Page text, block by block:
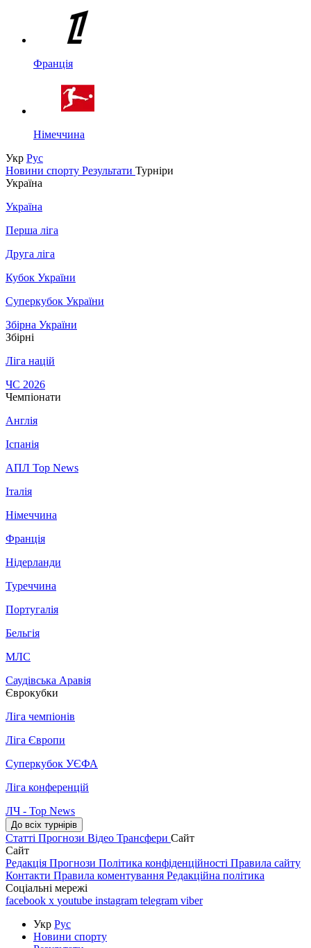
Франція
Німеччина
Укр Рус
Новини спорту Результати Турніри
Україна
Україна
Перша ліга
Друга ліга
Кубок України
Суперкубок України
Збірна України
Збірні
Ліга націй
ЧС 2026
Чемпіонати
Англія
Іспанія
АПЛ Top News
Італія
Німеччина
Франція
Нідерланди
Туреччина
Португалія
Бельгія
МЛС
Саудівська Аравія
Єврокубки
Ліга чемпіонів
Ліга Європи
Суперкубок УЄФА
Ліга конференцій
ЛЧ - Top News
До всіх турнірів
Статті Прогнози Відео Трансфери Сайт
Сайт
Редакція Прогнози Політика конфіденційності Правила сайту
Контакти Правила коментування Редакційна політика
Соціальні мережі
facebook x youtube instagram telegram viber
Укр Рус
Новини спорту